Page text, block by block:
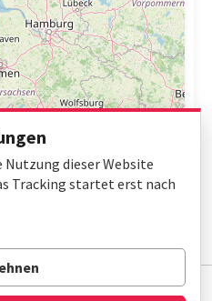
Barrierefreiheit
dieser Website
Tracking startet erst nach